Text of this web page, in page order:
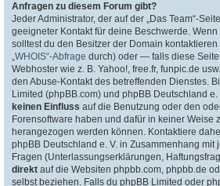
Anfragen zu diesem Forum gibt?
Jeder Administrator, der auf der „Das Team“-
geeigneter Kontakt für deine Beschwerde.
solltest du den Besitzer der Domain
„WHOIS“-Abfrage durch) oder — falls diese
Webhoster wie z. B. Yahoo!, free.fr, funpic.de
den Abuse-Kontakt des betreffenden Dienstes.
Limited (phpBB.com) und phpBB Deutschland e.
keinen Einfluss auf die Benutzung oder den
Forensoftware haben und dafür in keiner Weise
herangezogen werden können. Kontaktiere
phpBB Deutschland e. V. in Zusammenhang mit
Fragen (Unterlassungserklärungen,
direkt auf die Websiten phpbb.com, phpbb.de
selbst beziehen. Falls du phpBB Limited oder